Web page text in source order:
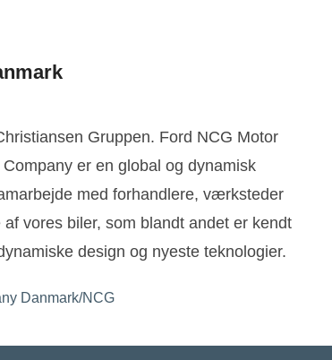
Gruppen. Ford NCG Motor
er en global og dynamisk
med forhandlere, værksteder
vores biler, som blandt andet er kendt
design og nyeste teknologier.